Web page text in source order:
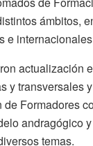
ámbitos,
e
actualización
y transversales
Formadores
andragógico
temas.